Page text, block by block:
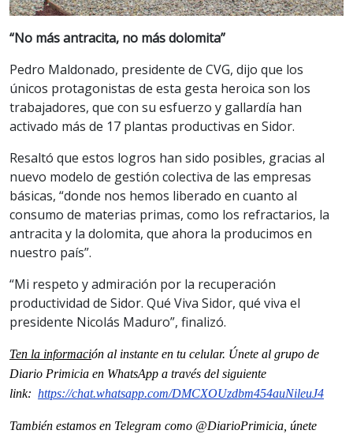
“No más antracita, no más dolomita”
Pedro Maldonado, presidente de CVG, dijo que los
únicos protagonistas de esta gesta heroica son los
trabajadores, que con su esfuerzo y gallardía han
activado más de 17 plantas productivas en Sidor.
Resaltó que estos logros han sido posibles, gracias al
nuevo modelo de gestión colectiva de las empresas
básicas, “donde nos hemos liberado en cuanto al
consumo de materias primas, como los refractarios, la
antracita y la dolomita, que ahora la producimos en
nuestro país”.
“Mi respeto y admiración por la recuperación
productividad de Sidor. Qué Viva Sidor, qué viva el
presidente Nicolás Maduro”, finalizó.
Ten la información al instante en tu celular. Únete al grupo de
Diario Primicia en WhatsApp a través del siguiente
link: https://chat.whatsapp.com/DMCXOUzdbm454auNileuJ4
También estamos en Telegram como @DiarioPrimicia, únete